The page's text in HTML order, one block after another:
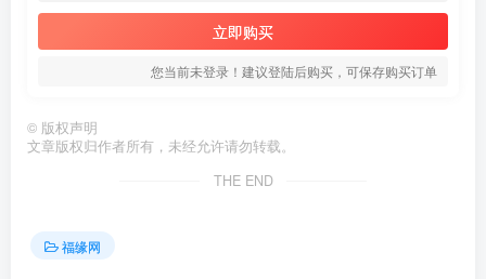
立即购买
您当前未登录！建议登陆后购买，可保存购买订单
© 版权声明
文章版权归作者所有，未经允许请勿转载。
THE END
福缘网